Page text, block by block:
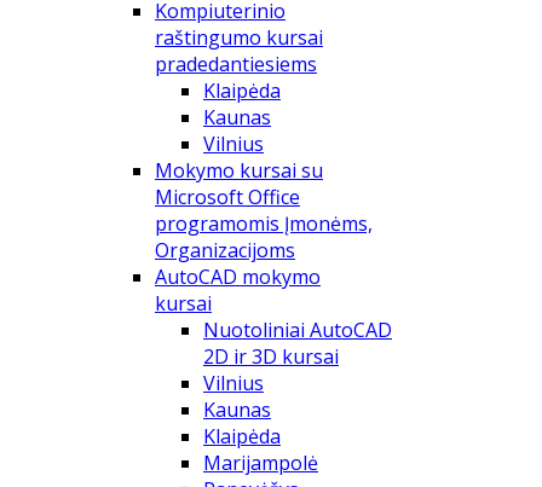
Kompiuterinio
raštingumo kursai
pradedantiesiems
Klaipėda
Kaunas
Vilnius
Mokymo kursai su
Microsoft Office
programomis Įmonėms,
Organizacijoms
AutoCAD mokymo
kursai
Nuotoliniai AutoCAD
2D ir 3D kursai
Vilnius
Kaunas
Klaipėda
Marijampolė